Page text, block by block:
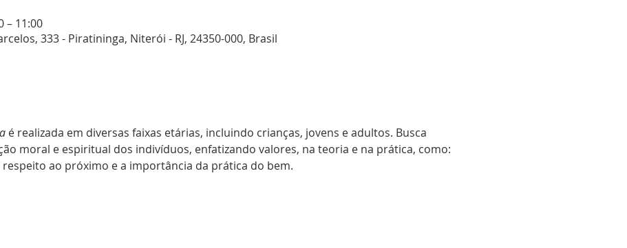
– 11:00
333 - Piratininga, Niterói - RJ, 24350-000, Brasil
é realizada em diversas faixas etárias, incluindo crianças, jovens e adultos. Busca
moral e espiritual dos indivíduos, enfatizando valores, na teoria e na prática, como:
ao próximo e a importância da prática do bem.